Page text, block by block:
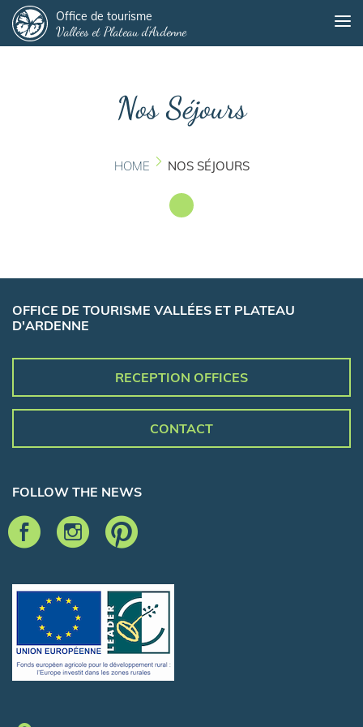
to
main
Office de tourisme
Vallées et Plateau d'Ardenne
Nos Séjours
HOME NOS SÉJOURS
OFFICE DE TOURISME VALLÉES ET PLATEAU
D'ARDENNE
RECEPTION OFFICES
CONTACT
FOLLOW THE NEWS
Panneau de gestion des cookies